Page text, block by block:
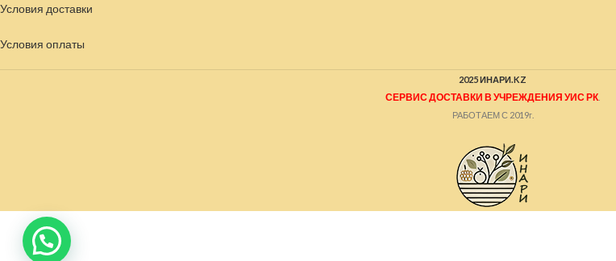
Условия доставки
Условия оплаты
2025 ИНАРИ.KZ
СЕРВИС ДОСТАВКИ В УЧРЕЖДЕНИЯ УИС РК
РАБОТАЕМ С 2019г.